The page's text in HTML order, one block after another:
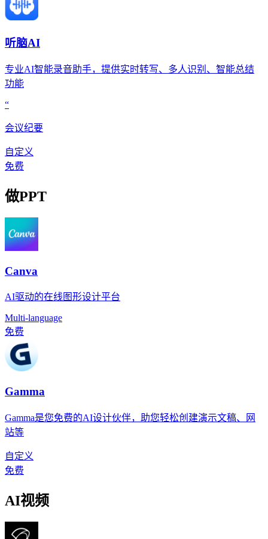
听脑AI
专业AI智能录音助手，提供实时转写、多人识别、智能总结
功能
“
会议纪要
自定义
免费
做PPT
Canva
AI驱动的在线图形设计平台
Multi-language
免费
Gamma
Gamma是您免费的AI设计伙伴，助您轻松创建演示文稿、网
站等
自定义
免费
AI视频